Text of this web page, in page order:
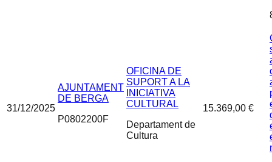
31/12/2025
AJUNTAMENT
DE BERGA
P0802200F
OFICINA DE
SUPORT A LA
INICIATIVA
CULTURAL
Departament de
Cultura
15.369,00 €